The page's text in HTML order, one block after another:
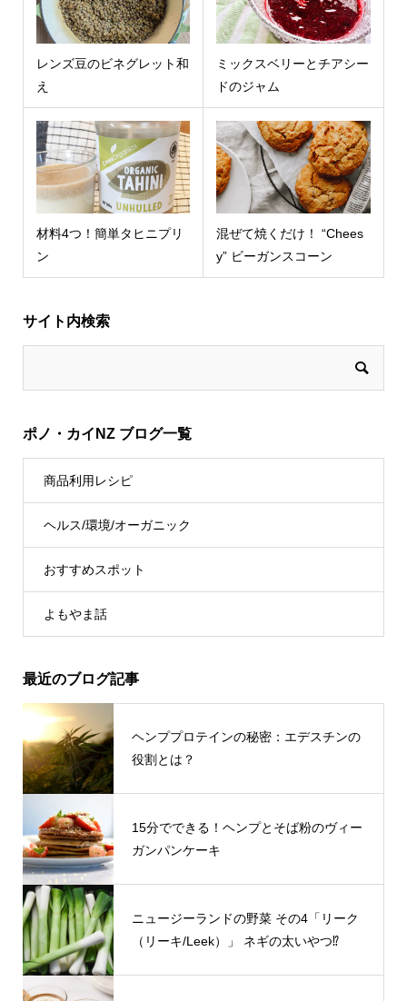
レンズ豆のビネグレット和
え
ミックスベリーとチアシー
ドのジャム
材料4つ！簡単タヒニプリ
ン
混ぜて焼くだけ！ “Chees
y” ビーガンスコーン
サイト内検索
ポノ・カイNZ ブログ一覧
商品利用レシピ
ヘルス/環境/オーガニック
おすすめスポット
よもやま話
最近のブログ記事
ヘンププロテインの秘密：エデスチンの
役割とは？
15分でできる！ヘンプとそば粉のヴィー
ガンパンケーキ
ニュージーランドの野菜 その4「リーク
（リーキ/Leek）」 ネギの太いやつ⁉